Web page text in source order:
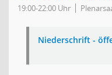
19:00-22:00 Uhr
Niederschrift -